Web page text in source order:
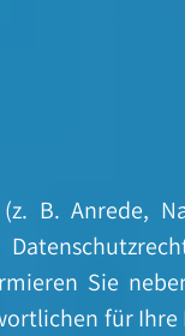
B. Anrede,
Sie
für